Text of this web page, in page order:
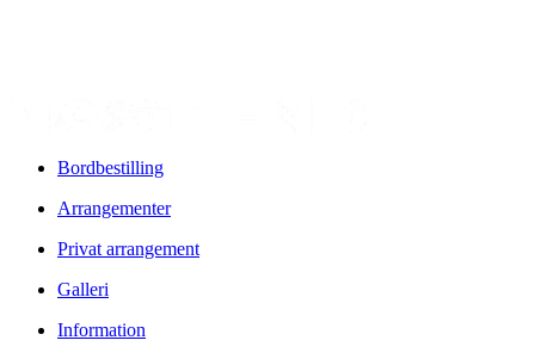
Bordbestilling
Arrangementer
Privat arrangement
Galleri
Information